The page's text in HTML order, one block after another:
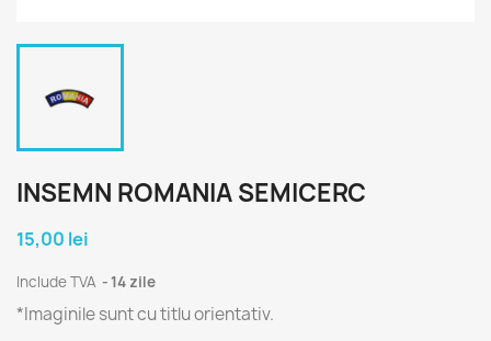
INSEMN ROMANIA SEMICERC
15,00 lei
Include TVA 14 zile
*Imaginile sunt cu titlu orientativ.